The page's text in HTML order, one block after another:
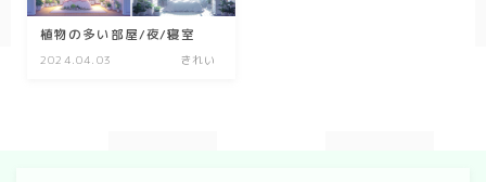
行事
お正月
植物の多い部屋/夜/寝室
2024.04.03 きれい